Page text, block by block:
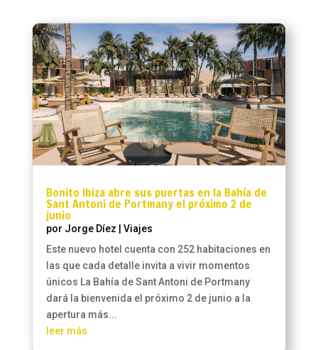
Bonito Ibiza abre sus puertas en la Bahía de
Sant Antoni de Portmany el próximo 2 de
junio
por Jorge Díez
Viajes
Este nuevo hotel cuenta con 252 habitaciones en
las que cada detalle invita a vivir momentos
únicos La Bahía de Sant Antoni de Portmany
dará la bienvenida el próximo 2 de junio a la
apertura más...
leer más